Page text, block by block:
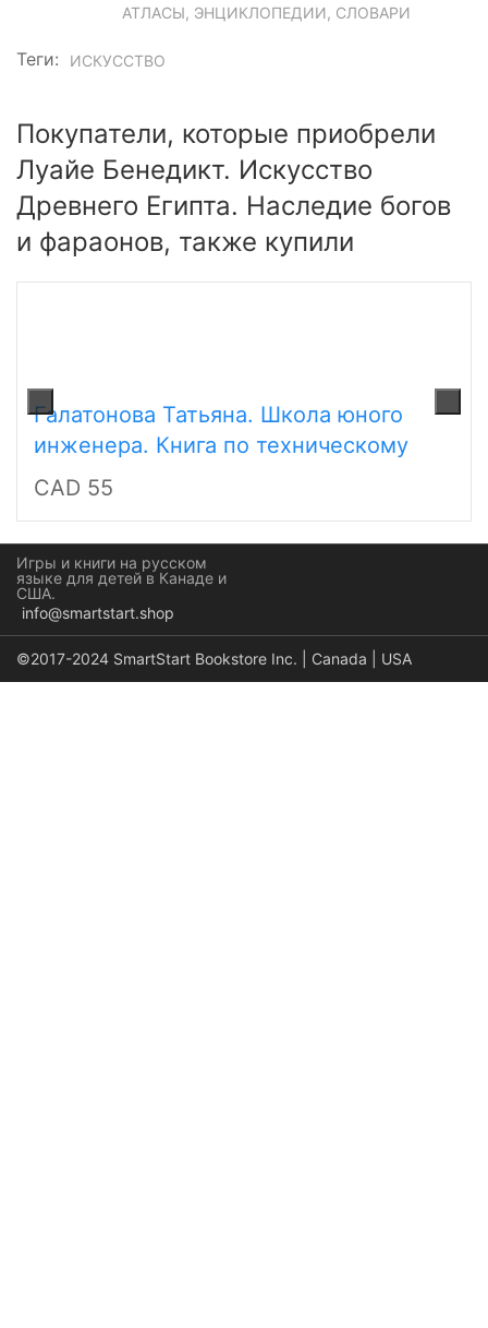
АТЛАСЫ, ЭНЦИКЛОПЕДИИ, СЛОВАРИ
Теги: ИСКУССТВО
Покупатели, которые приобрели
Луайе Бенедикт. Искусство
Древнего Египта. Наследие богов
и фараонов, также купили
Галатонова Татьяна. Школа юного
инженера. Книга по техническому
творчеству для детей и взрослых
CAD 55
Игры и книги на русском
языке для детей в Канаде и
США.
info@smartstart.shop
©2017-2024 SmartStart Bookstore Inc. | Canada | USA